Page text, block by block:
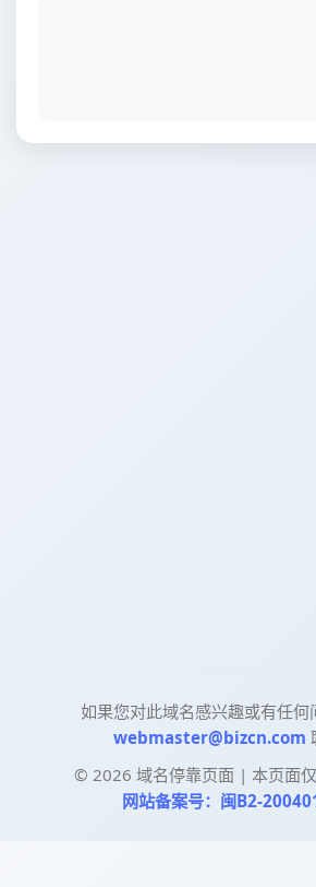
如果您对此域名感兴趣或有任何
webmaster@bizcn.com
© 2026 域名停靠页面 | 本页面
网站备案号：闽B2-